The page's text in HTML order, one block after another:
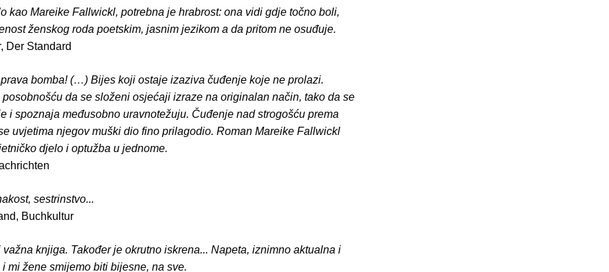
kao Mareike Fallwickl, potrebna je hrabrost: ona vidi gdje točno boli,
ženskog roda poetskim, jasnim jezikom a da pritom ne osuđuje.
Der Standard
bomba! (…) Bijes koji ostaje izaziva čuđenje koje ne prolazi.
da se složeni osjećaji izraze na originalan način, tako da se
i spoznaja međusobno uravnotežuju. Čuđenje nad strogošću prema
uvjetima njegov muški dio fino prilagodio. Roman Mareike Fallwickl
djelo i optužba u jednome.
sestrinstvo...
Buchkultur
knjiga. Također je okrutno iskrena... Napeta, iznimno aktualna i
mi žene smijemo biti bijesne, na sve.